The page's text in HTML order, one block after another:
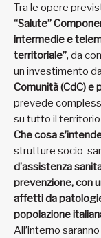
Tra le opere
“Salute”
intermedie e
territoriale”, da
un investimento
Comunità (CdC) e
prevede
su tutto il territorio
Che cosa
strutture socio-
d’assistenza
prevenzione, con
affetti da
popolazione
All’interno